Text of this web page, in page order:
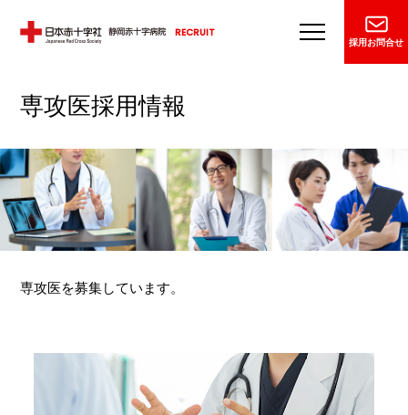
RECRUIT
採用お問合せ
専攻医採用情報
専攻医を募集しています。